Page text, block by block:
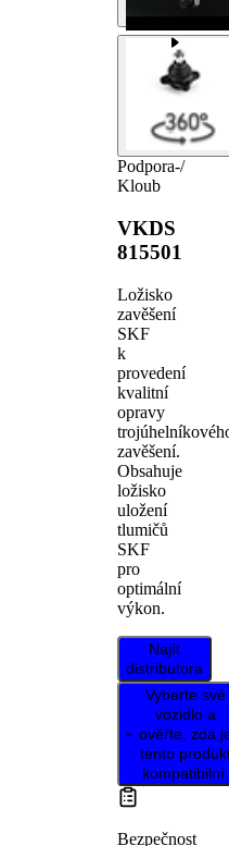
Podpora-/
Kloub
VKDS
815501
Ložisko
zavěšení
SKF
k
provedení
kvalitní
opravy
zavěšení.
Obsahuje
ložisko
uložení
tlumičů
SKF
pro
optimální
výkon.
Najít
distributora
Vyberte své
vozidlo a
ověřte, zda
tento
kompatibilní.
Bezpečnost